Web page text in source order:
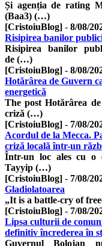
Și agenția de rating
(Baa3) (…)
[CristoiuBlog] - 8/08/
Risipirea banilor
Risipirea banilor
de (…)
[CristoiuBlog] - 8/08/
Hotărârea de Guvern
energetică
The post Hotărârea
criză (…)
[CristoiuBlog] - 7/08/
Acordul de la Mecca.
criză locală într-un
Într-un loc ales cu o
Tayyip (…)
[CristoiuBlog] - 7/08/
Gladiolatoarea
„It is a battle-cry of
[CristoiuBlog] - 7/08/
Lipsa culturii de
definitiv încrederea în
Guvernul Bolojan